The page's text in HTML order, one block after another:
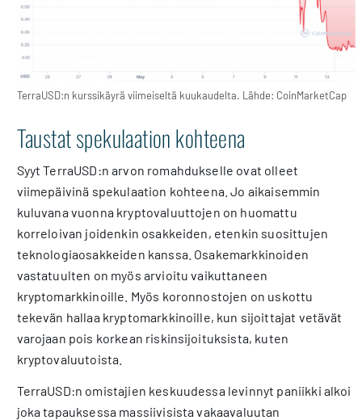
TerraUSD:n kurssikäyrä viimeiseltä kuukaudelta. Lähde: CoinMarketCap
Taustat spekulaation kohteena
Syyt TerraUSD:n arvon romahdukselle ovat olleet
viimepäivinä spekulaation kohteena. Jo aikaisemmin
kuluvana vuonna kryptovaluuttojen on huomattu
korreloivan joidenkin osakkeiden, etenkin suosittujen
teknologiaosakkeiden kanssa. Osakemarkkinoiden
vastatuulten on myös arvioitu vaikuttaneen
kryptomarkkinoille. Myös koronnostojen on uskottu
tekevän hallaa kryptomarkkinoille, kun sijoittajat vetävät
varojaan pois korkean riskinsijoituksista, kuten
kryptovaluutoista.
TerraUSD:n omistajien keskuudessa levinnyt paniikki alkoi
joka tapauksessa massiivisista vakaavaluutan